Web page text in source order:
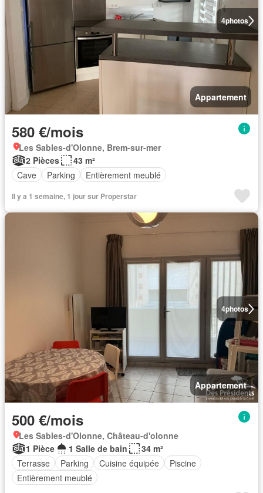
4photos
Appartement
580 €/mois
Les Sables-d'Olonne, Brem-sur-mer
2 Pièces
43 m²
Cave
Parking Entièrement meublé
Il y a 1 semaine, 1 jour sur Properstar
4photos
Appartement
500 €/mois
Les Sables-d'Olonne, Château-d'olonne
1 Pièce
1 Salle de bain
34 m²
Terrasse
Parking Cuisine équipée
Piscine
Entièrement meublé